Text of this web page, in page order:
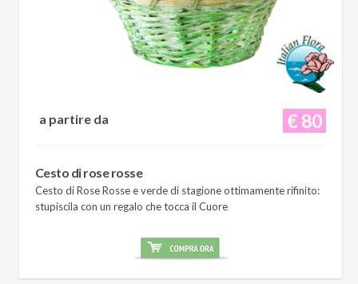
€ 80
a partire da
Cesto di rose rosse
Cesto di Rose Rosse e verde di stagione ottimamente rifinito:
stupiscila con un regalo che tocca il Cuore